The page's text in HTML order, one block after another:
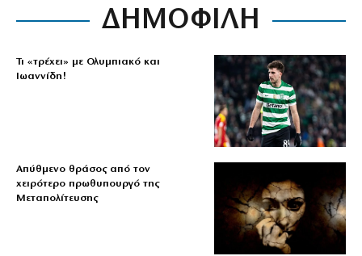
ΔΗΜΟΦΙΛΗ
Τι «τρέχει» με Ολυμπιακό και
Ιωαννίδη!
Απύθμενο θράσος από τον
χειρότερο πρωθυπουργό της
Μεταπολίτευσης